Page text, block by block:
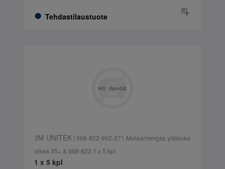
Tehdastilaustuote
3M UNITEK| 068-822-952-271 Molaarirengas yläleuka
oikea 35+ & 068-822 1 x 5 kpl
1 x 5 kpl